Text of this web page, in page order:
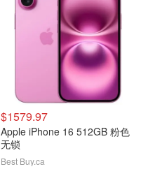
$1579.97
Apple iPhone 16 512GB 粉色
无锁
Best Buy.ca